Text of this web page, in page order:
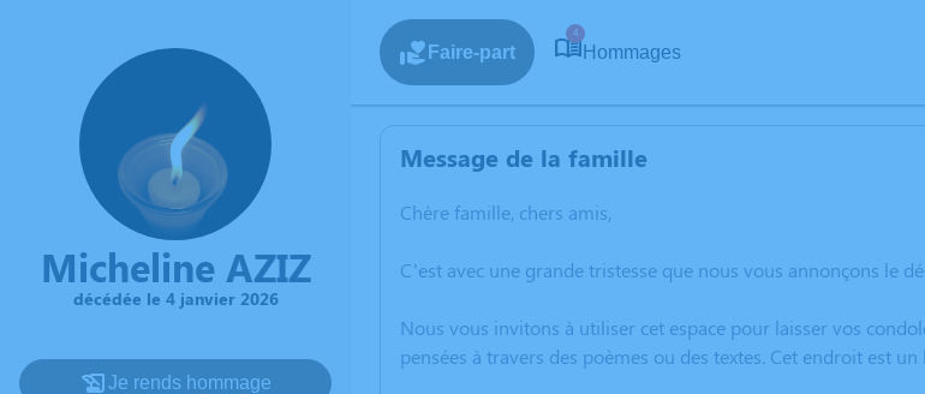
Micheline AZIZ
décédée le 4 janvier 2026
Je rends hommage
Faire-part
4
Hommages
Message de la famille
Chère famille, chers amis,
C’est avec une grande tristesse que nous vous annonçons le
Nous vous invitons à utiliser cet espace pour laisser vos
pensées à travers des poèmes ou des textes. Cet endroit est